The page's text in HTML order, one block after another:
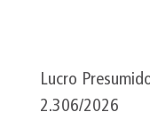
Lucro
2.306/2026